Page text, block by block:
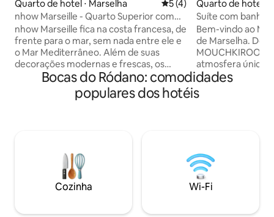
Quarto de hotel ⋅ Marselha 5 de uma avaliação média
5 (4)
nhow Marseille - Quarto Superior com
Vista para o Mar
nhow Marseille fica na costa francesa, de
frente para o mar, sem nada entre ele e
o Mar Mediterrâneo. Além de suas
decorações modernas e frescas, os
hóspedes que ficarem em um dos
nossos 20 quartos com vista para o mar
vão adorar a vista (e o som) do mar. Cada
com efeito de chuva e as comodidades
de banho exclusivas do nhow Hotels.
Aproveite cada minuto da sua estadia
com a TV plana.
Quarto de hotel ⋅
Suíte com
centro
Bem-vindo ao
de Marselha. Descubra o nosso 6
atmosfera única,
para dois. Aproveite os confortos do
hotel e a
férias. Ar
anúncios nossos
únicos. Ótimo! Aguardamos sua estadia
conosco!
Bocas do Ródano: comodidades
populares dos hotéis
Cozinha Wi-Fi